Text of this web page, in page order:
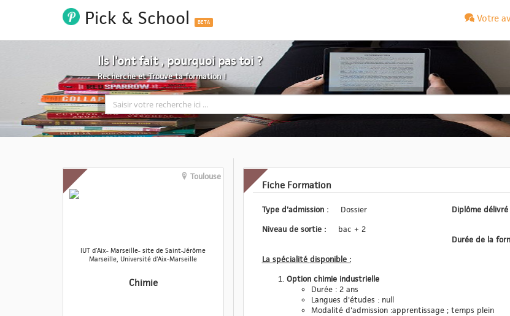
Pick & School BETA Votre
Ils l'ont fait , pourquoi pas toi ?
Recherche et Trouve ta formation !
Toulouse
IUT d'Aix- Marseille- site de Saint-Jérôme
Marseille, Université d'Aix-Marseille
Chimie
Fiche Formation
Type d'admission :
Dossier
Niveau de sortie :
bac + 2
Diplôme
Durée
La spécialité disponible :
Option chimie industrielle
Durée : 2 ans
Langues d'études : null
Modalité d'admission :apprentissage ; temps plein